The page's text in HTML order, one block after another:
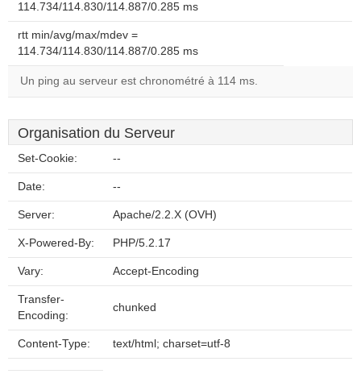
114.734/114.830/114.887/0.285 ms
rtt min/avg/max/mdev =
114.734/114.830/114.887/0.285 ms
Un ping au serveur est chronométré à 114 ms.
Organisation du Serveur
Set-Cookie: --
Date: --
Server: Apache/2.2.X (OVH)
X-Powered-By: PHP/5.2.17
Vary: Accept-Encoding
Transfer-
Encoding:
chunked
Content-Type: text/html; charset=utf-8